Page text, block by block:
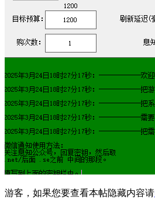
游客，如果您要查看本帖隐藏内容请